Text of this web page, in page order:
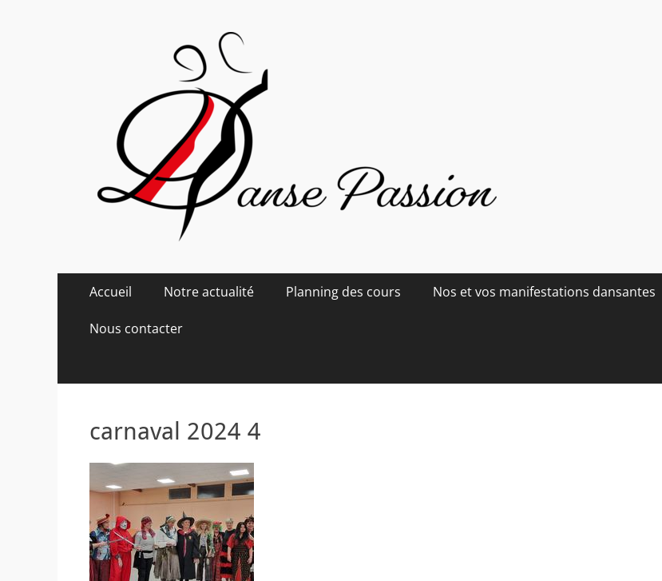
Danse Passion
Menu
contenu
Accueil Notre actualité Planning des cours Nos et vos manifestations dansantes
Nous contacter
carnaval 2024 4